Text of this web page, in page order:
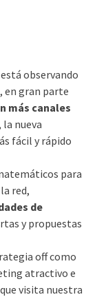
observando
en gran parte
más canales
nueva
fácil y rápido
para
red,
de
y propuestas
off como
atractivo e
visita nuestra